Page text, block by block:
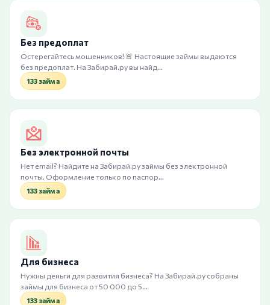
Без предоплат
Остерегайтесь мошенников! 🚨 Настоящие займы выдаются
без предоплат. На Забирай.ру вы найд…
133 займа
Без электронной почты
Нет email? Найдите на Забирай.ру займы без электронной
почты. Оформление только по паспор…
133 займа
Для бизнеса
Нужны деньги для развития бизнеса? На Забирай.ру собраны
займы для бизнеса от 50 000 до 5…
133 займа